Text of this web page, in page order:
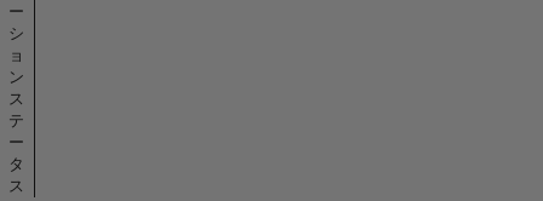
ー
シ
ョ
ン
ス
テ
ー
タ
ス